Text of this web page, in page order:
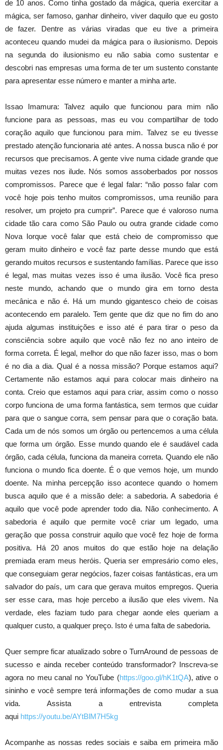
de 10 anos. Como tinha gostado da mágica, queria exercitar a
mágica, ser famoso, ganhar dinheiro, viver daquilo que eu gosto
de fazer. Dentre as várias viradas que eu tive a primeira
aconteceu quando mudei da mágica para o ilusionismo. Depois
na segunda do ilusionismo eu não sabia como sustentar e
descobri nas empresas uma forma de ter um sustento constante
para apresentar esse número e manter a minha arte.
Issao Imamura: Talvez aquilo que funcionou para mim não
funcione para as pessoas, mas eu vou compartilhar de todo
coração aquilo que funcionou para mim. Talvez se eu tivesse
prestado atenção funcionaria até antes. A nossa busca não é por
recursos que precisamos. A gente vive numa cidade grande que
muitas vezes nos ilude. Nós somos assoberbados por nossos
compromissos. Parece que é legal falar: “não posso falar com
você hoje pois tenho muitos compromissos, uma reunião para
resolver, um projeto pra cumprir”. Parece que é valoroso numa
cidade tão cara como São Paulo ou outra grande cidade como
Nova Iorque você falar que está cheio de compromisso que
geram muito dinheiro e você faz parte desse mundo que está
gerando muitos recursos e sustentando famílias. Parece que isso
é legal, mas muitas vezes isso é uma ilusão. Você fica preso
neste mundo, achando que o mundo gira em torno desta
mecânica e não é. Há um mundo gigantesco cheio de coisas
acontecendo em paralelo. Tem gente que diz que no fim do ano
ajuda algumas instituições e isso até é para tirar o peso da
consciência sobre aquilo que você não fez no ano inteiro de
forma correta. É legal, melhor do que não fazer isso, mas o bom
é no dia a dia. Qual é a nossa missão? Porque estamos aqui?
Certamente não estamos aqui para colocar mais dinheiro na
conta. Creio que estamos aqui para criar, assim como o nosso
corpo funciona de uma forma fantástica, sem termos que cuidar
para que o sangue corra, sem pensar para que o coração bata.
Cada um de nós somos um órgão ou pertencemos a uma célula
que forma um órgão. Esse mundo quando ele é saudável cada
órgão, cada célula, funciona da maneira correta. Quando ele não
funciona o mundo fica doente. É o que vemos hoje, um mundo
doente. Na minha percepção isso acontece quando o homem
busca aquilo que é a missão dele: a sabedoria. A sabedoria é
aquilo que você pode aprender todo dia. Não conhecimento. A
sabedoria é aquilo que permite você criar um legado, uma
geração que possa construir aquilo que você fez hoje de forma
positiva. Há 20 anos muitos do que estão hoje na delação
premiada eram meus heróis. Queria ser empresário como eles,
que conseguiam gerar negócios, fazer coisas fantásticas, era um
salvador do país, um cara que gerava muitos empregos. Queria
ser esse cara, mas hoje percebo a ilusão que eles vivem. Na
verdade, eles faziam tudo para chegar aonde eles queriam a
qualquer custo, a qualquer preço. Isto é uma falta de sabedoria.
Quer sempre ficar atualizado sobre o TurnAround de pessoas de
sucesso e ainda receber conteúdo transformador? Inscreva-se
agora no meu canal no YouTube (https://goo.gl/hK1tQA), ative o
sininho e você sempre terá informações de como mudar a sua
vida. Assista a entrevista completa
aqui https://youtu.be/AYtBlM7H5kg
Acompanhe as nossas redes sociais e saiba em primeira mão